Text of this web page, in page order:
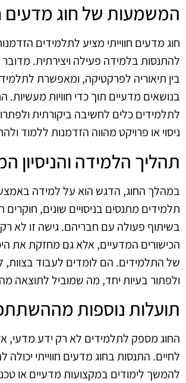
המשמעות של חוג מדעים
חוג מדעים חווייתי מציע לתלמידים
להתנסות בלמידה פעילה ויצירתית.
בין תיאוריה לפרקטיקה, ומאפשרת
בנושאים מדעיים תוך כדי חוויות מעשיות.
לתלמידים כלים לחשיבה ביקורתית
ניסוי או פרויקט מהווה הזדמנות ללמוד
תהליך הלמידה והניסיון
במהלך החוג, הדגש הוא על למידה
תלמידים מתנסים בניסויים שונים, חוקרים
בשיתוף פעולה עם חבריהם. גישה זו לא
הכישורים המדעיים, אלא גם מחזקת את
של התלמידים. הם לומדים לעבוד
ולפתור בעיות יחד, מה שמוביל לתוצאה
תועלות נוספות
החוג מספק לתלמידים לא רק ידע מדעי,
לחיים. התנסות בחוג מדעים חווייתי יכולה
להמשך לימודים במקצועות מדעיים או